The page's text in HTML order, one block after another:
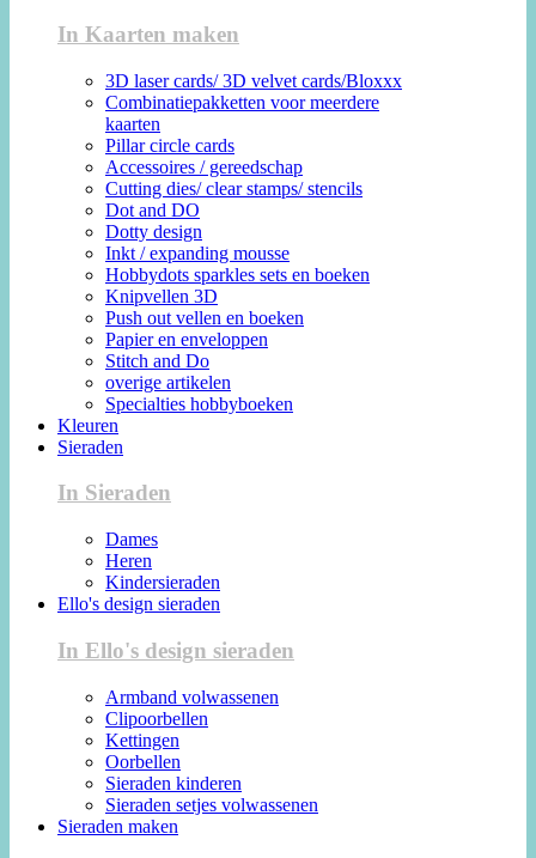
In Kaarten maken
3D laser cards/ 3D velvet cards/Bloxxx
Combinatiepakketten voor meerdere
kaarten
Pillar circle cards
Accessoires / gereedschap
Cutting dies/ clear stamps/ stencils
Dot and DO
Dotty design
Inkt / expanding mousse
Hobbydots sparkles sets en boeken
Knipvellen 3D
Push out vellen en boeken
Papier en enveloppen
Stitch and Do
overige artikelen
Specialties hobbyboeken
Kleuren
Sieraden
In Sieraden
Dames
Heren
Kindersieraden
Ello's design sieraden
In Ello's design sieraden
Armband volwassenen
Clipoorbellen
Kettingen
Oorbellen
Sieraden kinderen
Sieraden setjes volwassenen
Sieraden maken